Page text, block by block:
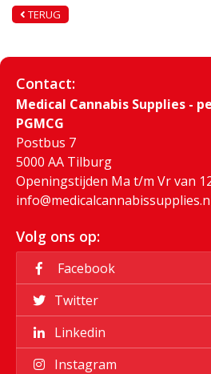
TERUG
Contact:
Medical Cannabis Supplies -
PGMCG
Postbus 7
5000 AA Tilburg
Openingstijden Ma t/m Vr van
Volg ons op:
Facebook
Twitter
Linkedin
Instagram